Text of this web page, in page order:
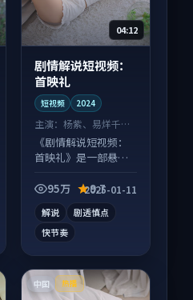
04:12
剧情解说短视频：
首映礼
短视频 2024
主演：杨紫、易烊千玺
等
《剧情解说短视频：
首映礼》是一部悬疑
元素齐全，观感爽快
95万 9.7
2025-01-11
解说
剧透慎点
快节奏
中国 热播